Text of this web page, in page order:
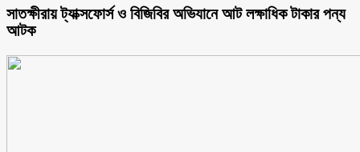
সাতক্ষীরায় ট্যাক্সফোর্স ও বিজিবির অভিযানে আট লক্ষাধিক টাকার পন্য
আটক